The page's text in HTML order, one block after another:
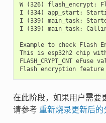
W (326) flash_encrypt:
I (334) app_start:
I (339) main_task:
I (339) main_task:
Example to check Flash
This is esp32h2 chip
FLASH_CRYPT_CNT eFuse
在此阶段，如果用户需要
请参考 重新烧录更新后的